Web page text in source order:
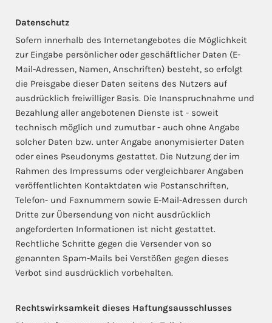
Datenschutz
Sofern innerhalb des Internetangebotes die Möglichkeit
zur Eingabe persönlicher oder geschäftlicher Daten (E-
Mail-Adressen, Namen, Anschriften) besteht, so erfolgt
die Preisgabe dieser Daten seitens des Nutzers auf
ausdrücklich freiwilliger Basis. Die Inanspruchnahme und
Bezahlung aller angebotenen Dienste ist - soweit
technisch möglich und zumutbar - auch ohne Angabe
solcher Daten bzw. unter Angabe anonymisierter Daten
oder eines Pseudonyms gestattet. Die Nutzung der im
Rahmen des Impressums oder vergleichbarer Angaben
veröffentlichten Kontaktdaten wie Postanschriften,
Telefon- und Faxnummern sowie E-Mail-Adressen durch
Dritte zur Übersendung von nicht ausdrücklich
angeforderten Informationen ist nicht gestattet.
Rechtliche Schritte gegen die Versender von so
genannten Spam-Mails bei Verstößen gegen dieses
Verbot sind ausdrücklich vorbehalten.
Rechtswirksamkeit dieses Haftungsausschlusses